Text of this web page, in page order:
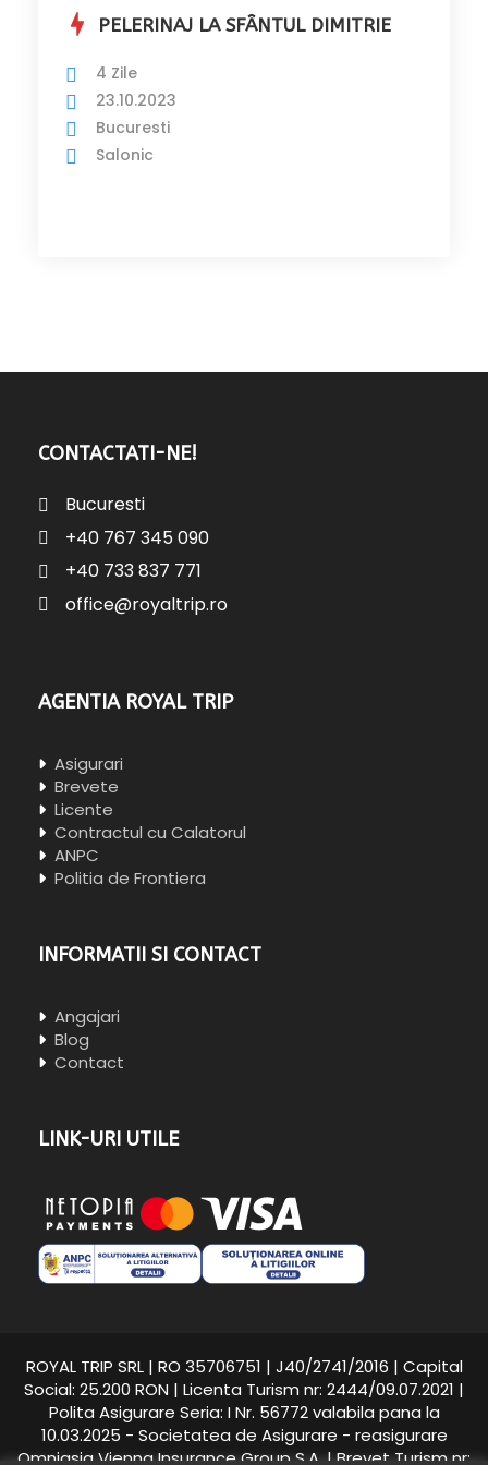
PELERINAJ LA SFÂNTUL DIMITRIE
4 Zile
23.10.2023
Bucuresti
Salonic
CONTACTATI-NE!
Bucuresti
+40 767 345 090
+40 733 837 771
office@royaltrip.ro
AGENTIA ROYAL TRIP
Asigurari
Brevete
Licente
Contractul cu Calatorul
ANPC
Politia de Frontiera
INFORMATII SI CONTACT
Angajari
Blog
Contact
LINK-URI UTILE
ROYAL TRIP SRL | RO 35706751 | J40/2741/2016 | Capital
Social: 25.200 RON | Licenta Turism nr: 2444/09.07.2021 |
Polita Asigurare Seria: I Nr. 56772 valabila pana la
10.03.2025 - Societatea de Asigurare - reasigurare
Omniasig Vienna Insurance Group S.A. | Brevet Turism nr: